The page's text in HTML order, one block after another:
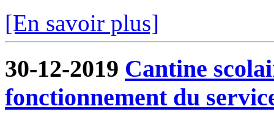
[En savoir plus]
30-12-2019 Cantine
fonctionnement du